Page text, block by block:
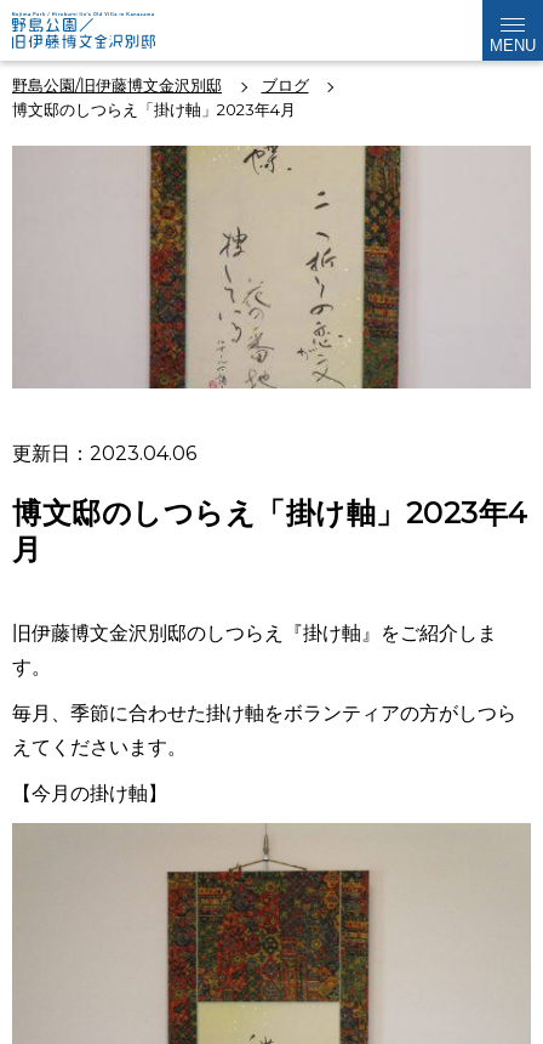
MENU
野島公園/旧伊藤博文金沢別邸
ブログ
博文邸のしつらえ「掛け軸」2023年4月
更新日：2023.04.06
博文邸のしつらえ「掛け軸」2023年4
月
旧伊藤博文金沢別邸のしつらえ『掛け軸』をご紹介しま
す。
毎月、季節に合わせた掛け軸をボランティアの方がしつら
えてくださいます。
【今月の掛け軸】